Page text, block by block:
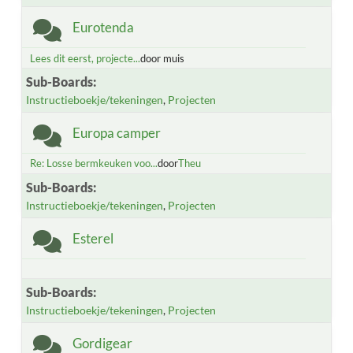
Eurotenda
Lees dit eerst, projecte...door muis
Sub-Boards
Instructieboekje/tekeningen Projecten
Europa camper
Re: Losse bermkeuken voo...doorTheu
Sub-Boards
Instructieboekje/tekeningen Projecten
Esterel
Sub-Boards
Instructieboekje/tekeningen Projecten
Gordigear